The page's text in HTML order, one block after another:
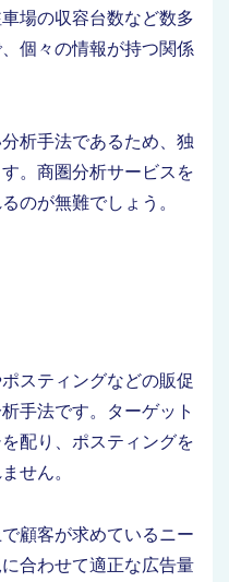
場の収容台数など数多
個々の情報が持つ関係
析手法であるため、独
。商圏分析サービスを
のが無難でしょう。
スティングなどの販促
手法です。ターゲット
配り、ポスティングを
せん。
顧客が求めているニー
合わせて適正な広告量